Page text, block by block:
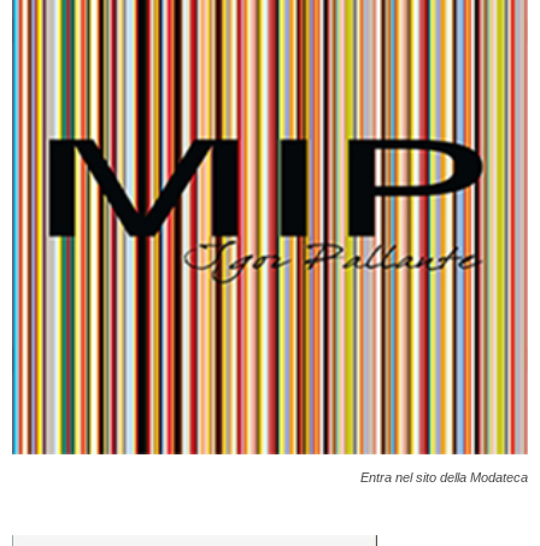
Entra nel sito della Modateca